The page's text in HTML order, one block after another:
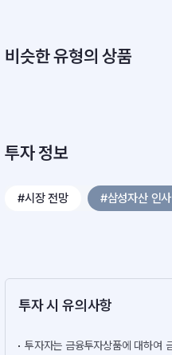
비슷한 유형의 상품
투자 정보
#시장 전망 #삼성자산 인
투자 시 유의사항
투자자는 금융투자상품에 대하여